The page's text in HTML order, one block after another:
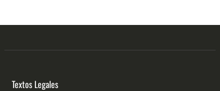
Textos Legales